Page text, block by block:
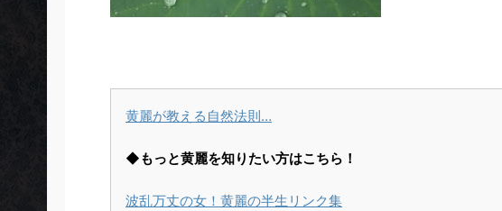
黄麗が教える自然法則…
◆もっと黄麗を知りたい方はこちら！
波乱万丈の女！黄麗の半生リンク集